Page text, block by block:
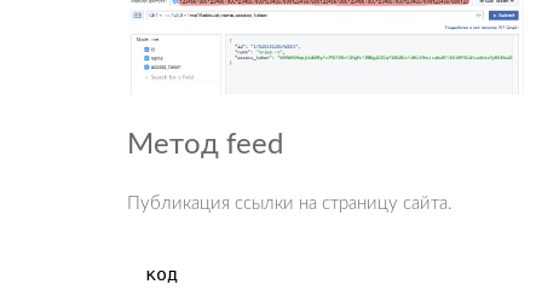
Метод feed
Публикация ссылки на страницу сайта.
код